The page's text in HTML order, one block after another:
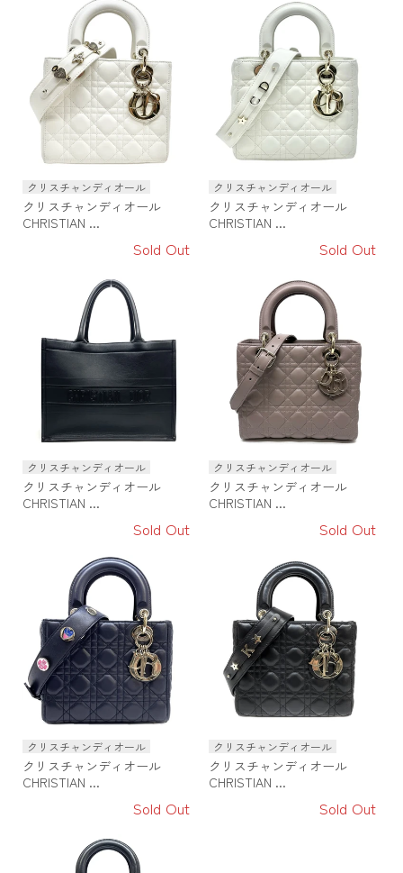
クリスチャンディオール
クリスチャンディオール
CHRISTIAN ...
Sold Out
クリスチャンディオール
クリスチャンディオール
CHRISTIAN ...
Sold Out
クリスチャンディオール
クリスチャンディオール
CHRISTIAN ...
Sold Out
クリスチャンディオール
クリスチャンディオール
CHRISTIAN ...
Sold Out
クリスチャンディオール
クリスチャンディオール
CHRISTIAN ...
Sold Out
クリスチャンディオール
クリスチャンディオール
CHRISTIAN ...
Sold Out